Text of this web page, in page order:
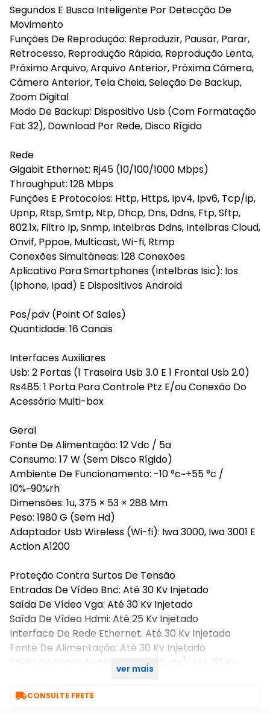
Segundos E Busca Inteligente Por Detecção De
Movimento
Funções De Reprodução: Reproduzir, Pausar, Parar,
Retrocesso, Reprodução Rápida, Reprodução Lenta,
Próximo Arquivo, Arquivo Anterior, Próxima Câmera,
Câmera Anterior, Tela Cheia, Seleção De Backup,
Zoom Digital
Modo De Backup: Dispositivo Usb (Com Formatação
Fat 32), Download Por Rede, Disco Rígido
Rede
Gigabit Ethernet: Rj45 (10/100/1000 Mbps)
Throughput: 128 Mbps
Funções E Protocolos: Http, Https, Ipv4, Ipv6, Tcp/ip,
Upnp, Rtsp, Smtp, Ntp, Dhcp, Dns, Ddns, Ftp, Sftp,
802.1x, Filtro Ip, Snmp, Intelbras Ddns, Intelbras Cloud,
Onvif, Pppoe, Multicast, Wi-fi, Rtmp
Conexões Simultâneas: 128 Conexões
Aplicativo Para Smartphones (Intelbras Isic): Ios
(Iphone, Ipad) E Dispositivos Android
Pos/pdv (Point Of Sales)
Quantidade: 16 Canais
Interfaces Auxiliares
Usb: 2 Portas (1 Traseira Usb 3.0 E 1 Frontal Usb 2.0)
Rs485: 1 Porta Para Controle Ptz E/ou Conexão Do
Acessório Multi-box
Geral
Fonte De Alimentação: 12 Vdc / 5a
Consumo: 17 W (Sem Disco Rígido)
Ambiente De Funcionamento: -10 °c~+55 °c /
10%~90%rh
Dimensões: 1u, 375 × 53 × 288 Mm
Peso: 1980 G (Sem Hd)
Adaptador Usb Wireless (Wi-fi): Iwa 3000, Iwa 3001 E
Action A1200
Proteção Contra Surtos De Tensão
Entradas De Vídeo Bnc: Até 30 Kv Injetado
Saída De Vídeo Vga: Até 30 Kv Injetado
Saída De Vídeo Hdmi: Até 25 Kv Injetado
Interface De Rede Ethernet: Até 30 Kv Injetado
Fonte De Alimentação: Até 30 Kv Injetado
Saída De Vídeo Analógica Bnc (Cvbs): Até 30 Kv
ver mais
CONSULTE FRETE